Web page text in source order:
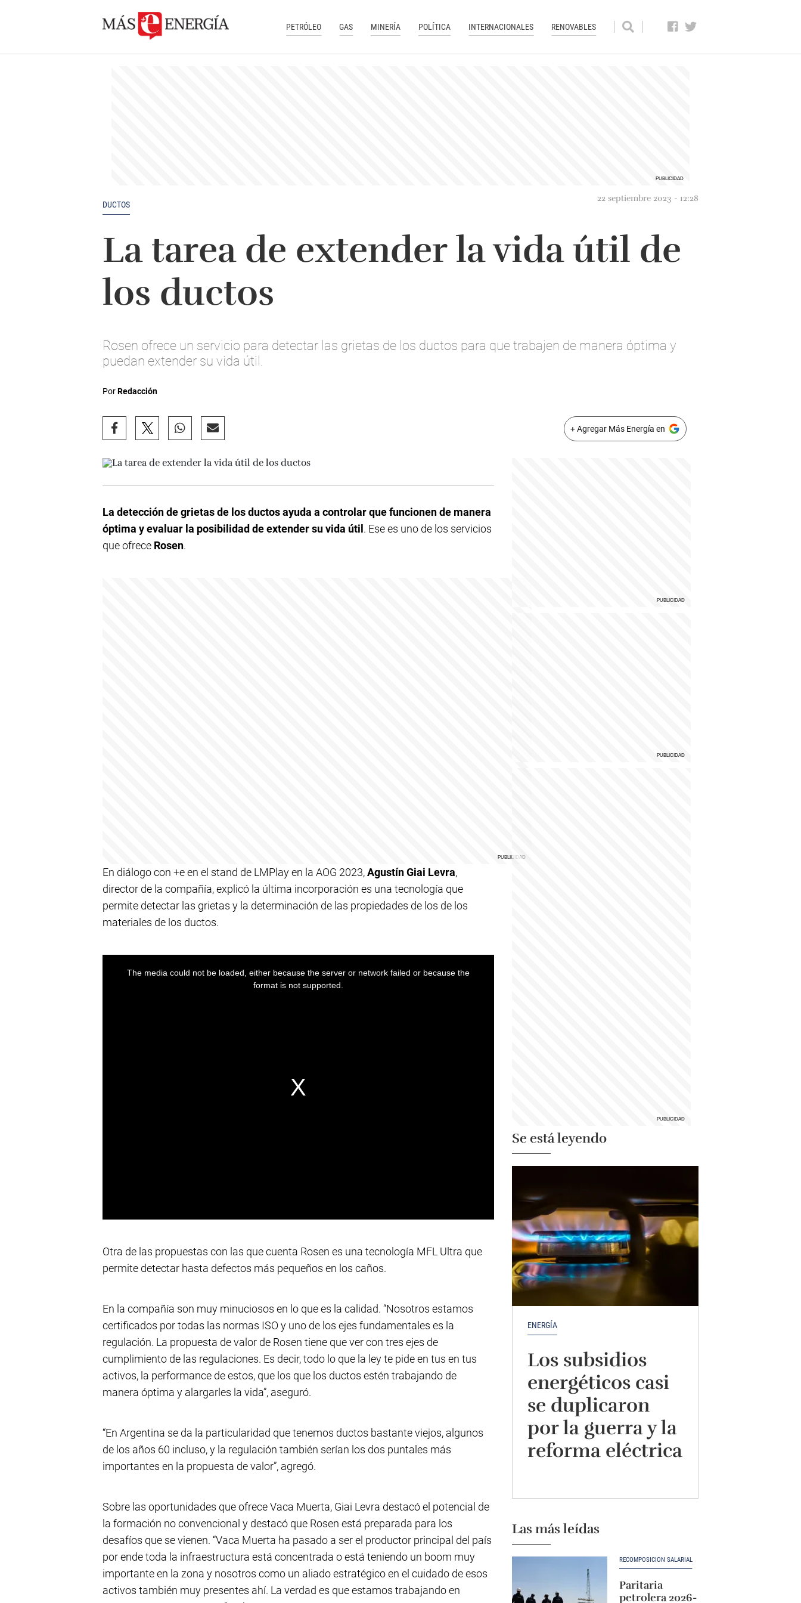
PETRÓLEO GAS MINERÍA POLÍTICA INTERNACIONALES RENOVABLES
DUCTOS
22 septiembre 2023 - 12:28
La tarea de extender la vida útil de
los ductos
Rosen ofrece un servicio para detectar las grietas de los ductos para que trabajen de manera óptima y
puedan extender su vida útil.
PorRedacción
+ Agregar Más Energía en
La detección de grietas de los ductos ayuda a controlar que funcionen de manera
óptima y evaluar la posibilidad de extender su vida útil . Ese es uno de los servicios
que ofrece Rosen.
En diálogo con +e en el stand de LMPlay en la AOG 2023,Agustín Giai Levra,
director de la compañía, explicó la última incorporación es una tecnología que
permite detectar las grietas y la determinación de las propiedades de los de los
materiales de los ductos.
Otra de las propuestas con las que cuenta Rosen es una tecnología MFL Ultra que
permite detectar hasta defectos más pequeños en los caños.
En la compañía son muy minuciosos en lo que es la calidad. “Nosotros estamos
certificados por todas las normas ISO y uno de los ejes fundamentales es la
regulación. La propuesta de valor de Rosen tiene que ver con tres ejes de
cumplimiento de las regulaciones. Es decir, todo lo que la ley te pide en tus en tus
activos, la performance de estos, que los que los ductos estén trabajando de
manera óptima y alargarles la vida”, aseguró.
“En Argentina se da la particularidad que tenemos ductos bastante viejos, algunos
de los años 60 incluso, y la regulación también serían los dos puntales más
importantes en la propuesta de valor”, agregó.
Sobre las oportunidades que ofrece Vaca Muerta, Giai Levra destacó el potencial de
la formación no convencional y destacó que Rosen está preparada para los
desafíos que se vienen. “Vaca Muerta ha pasado a ser el productor principal del país
por ende toda la infraestructura está concentrada o está teniendo un boom muy
importante en la zona y nosotros como un aliado estratégico en el cuidado de esos
activos también muy presentes ahí. La verdad es que estamos trabajando en
Se está leyendo
ENERGÍA
Los subsidios
energéticos casi
se duplicaron
por la guerra y la
reforma eléctrica
Las más leídas
RECOMPOSICIÓN SALARIAL
Paritaria
petrolera 2026-